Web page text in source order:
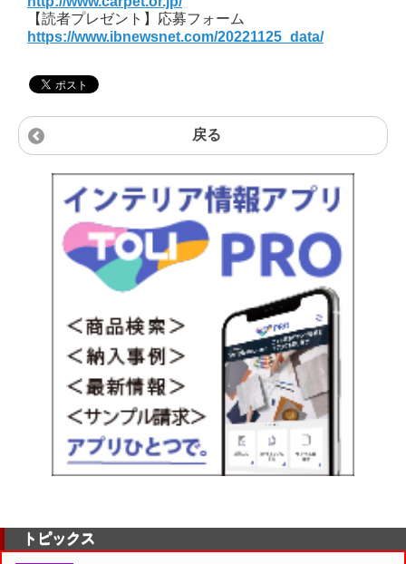
【読者プレゼント】応募フォーム
https://www.ibnewsnet.com/20221125_data/
戻る
トピックス